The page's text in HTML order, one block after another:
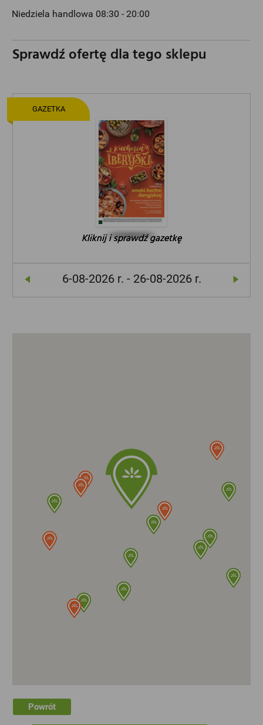
Niedziela handlowa 08:30 - 20:00
Sprawdź ofertę dla tego sklepu
Kliknij i sprawdź gazetkę
6-08-2026 r. - 26-08-2026 r.
Kliknij i sprawdź gazetkę
Kliknij i sprawdź gazetkę
GAZETKA
Powrót